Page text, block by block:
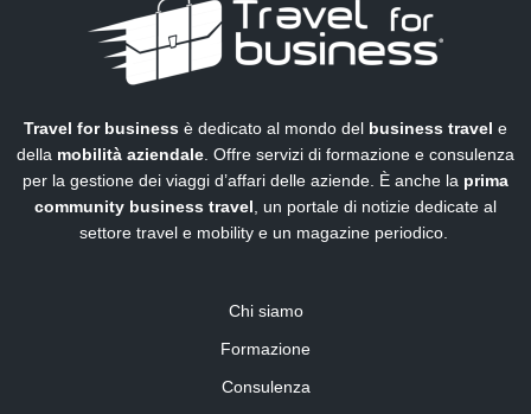
Travel for business è dedicato al mondo del business travel e
della mobilità aziendale . Offre servizi di formazione e consulenza
per la gestione dei viaggi d’affari delle aziende. È anche la prima
community business travel , un portale di notizie dedicate al
settore travel e mobility e un magazine periodico.
Chi siamo
Formazione
Consulenza